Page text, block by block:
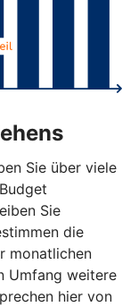
Sie über viele
Sie
die
monatlichen
Umfang weitere
hier von